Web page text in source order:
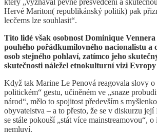
Hervé Mariton( republikánský politik) pak
lecčems lze souhlasit“.
Tito lidé však osobnost Dominique Vennera
pouhého pořádkumilovného nacionalistu a
osob stejného pohlaví, zatímco jeho
skutečnosti náležel etnokulturní vizi
Když tak Marine Le Penová reagovala slovy o
politickém“ gestu, učiněném ve „snaze
národ“, mělo to spojitost především s
obyvatelstva – a to přesto, že se v diskurzu
se stále pokouší „stát více mainstreamovou“,
nemluví.